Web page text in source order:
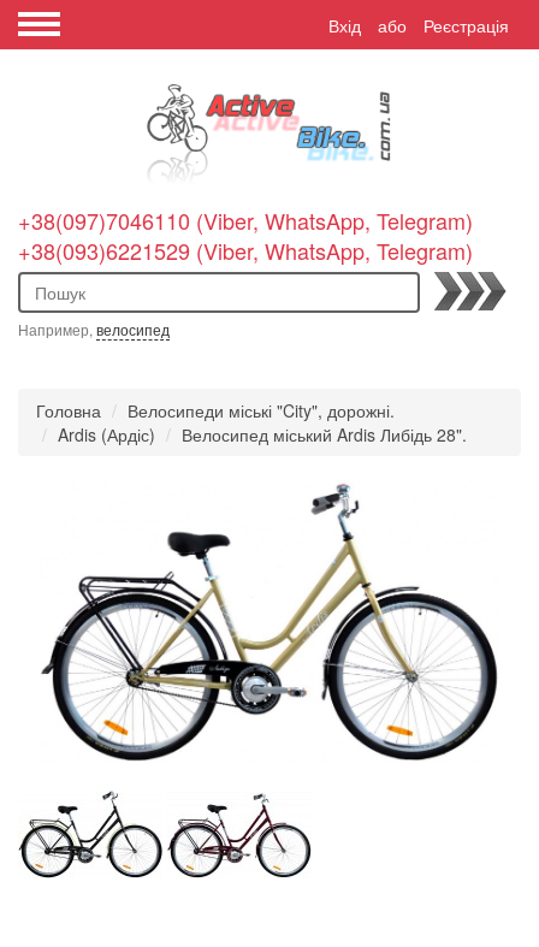
Вхід або Реєстрація
+38(097)7046110 (Viber, WhatsApp, Telegram)
+38(093)6221529 (Viber, WhatsApp, Telegram)
Пошук
Например, велосипед
Головна
Велосипеди міські "City", дорожні.
Ardis (Ардіс)
Велосипед міський Ardis Либідь 28".